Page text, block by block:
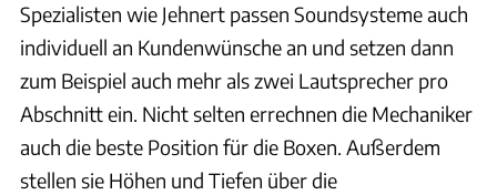
Spezialisten wie Jehnert passen Soundsysteme auch
individuell an Kundenwünsche an und setzen dann
zum Beispiel auch mehr als zwei Lautsprecher pro
Abschnitt ein. Nicht selten errechnen die Mechaniker
auch die beste Position für die Boxen. Außerdem
stellen sie Höhen und Tiefen über die